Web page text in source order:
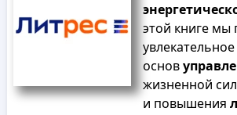
этой книге мы
основ
жизненной
и повышения